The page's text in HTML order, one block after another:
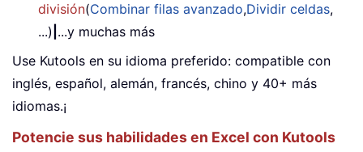
división(Combinar filas avanzado,Dividir celdas,
...) ...y muchas más
Use Kutools en su idioma preferido: compatible con
inglés, español, alemán, francés, chino y 40+ más
idiomas.¡
Potencie sus habilidades en Excel con Kutools